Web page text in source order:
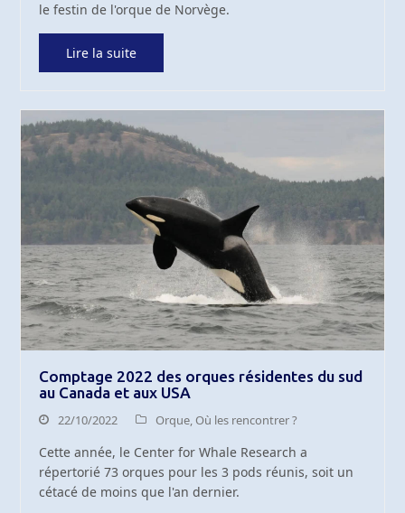
le festin de l'orque de Norvège.
Lire la suite
Comptage 2022 des orques résidentes du sud
au Canada et aux USA
22/10/2022 Orque,Où les rencontrer ?
Cette année, le Center for Whale Research a
répertorié 73 orques pour les 3 pods réunis, soit un
cétacé de moins que l'an dernier.